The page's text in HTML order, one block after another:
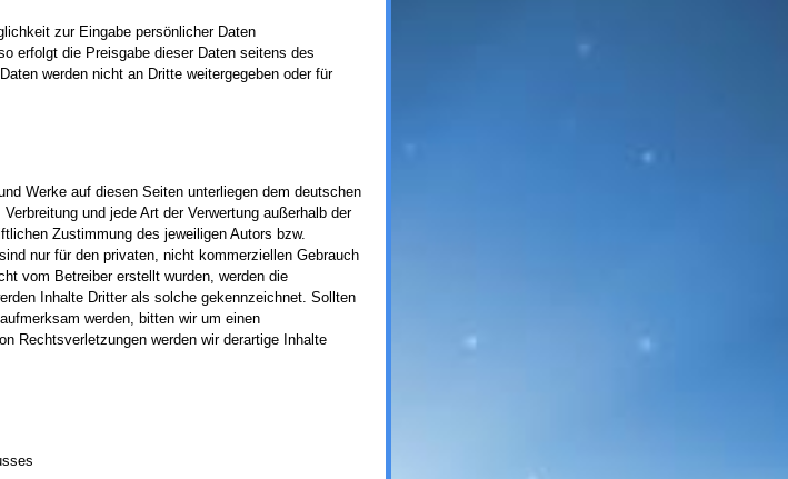
zur Eingabe persönlicher Daten
erfolgt die Preisgabe dieser Daten seitens des
werden nicht an Dritte weitergegeben oder für
Werke auf diesen Seiten unterliegen dem deutschen
und jede Art der Verwertung außerhalb der
Zustimmung des jeweiligen Autors bzw.
nur für den privaten, nicht kommerziellen Gebrauch
vom Betreiber erstellt wurden, werden die
Inhalte Dritter als solche gekennzeichnet. Sollten
werden, bitten wir um einen
Rechtsverletzungen werden wir derartige Inhalte